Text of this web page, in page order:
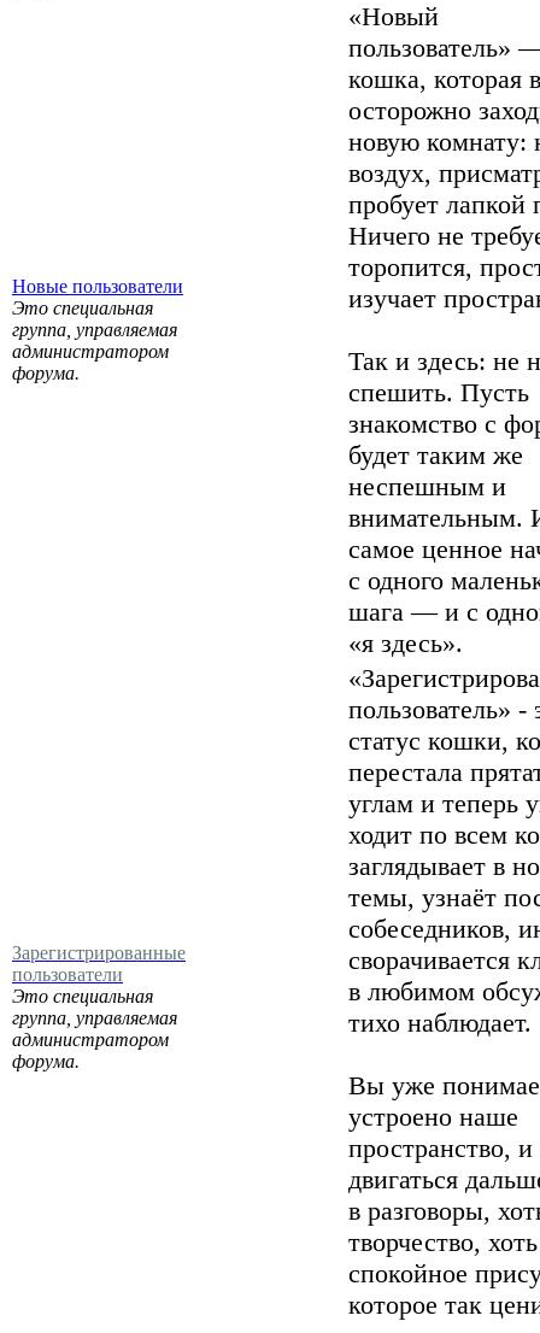
Новые пользователи
Это специальная
группа, управляемая
администратором
форума.
«Новый
пользователь»
кошка, которая
осторожно
новую комнату:
воздух,
пробует лапкой
Ничего не
торопится,
изучает
Так и здесь: не
спешить. Пусть
знакомство с
будет таким же
неспешным и
внимательным.
самое ценное
с одного
шага — и с
«я здесь».
Зарегистрированные
пользователи
Это специальная
группа, управляемая
администратором
форума.
пользователь» -
статус кошки,
перестала
углам и теперь
ходит по всем
заглядывает в
темы, узнаёт
собеседников,
сворачивается
в любимом
тихо наблюдает.
Вы уже
устроено наше
пространство,
двигаться
в разговоры,
творчество,
спокойное
которое так